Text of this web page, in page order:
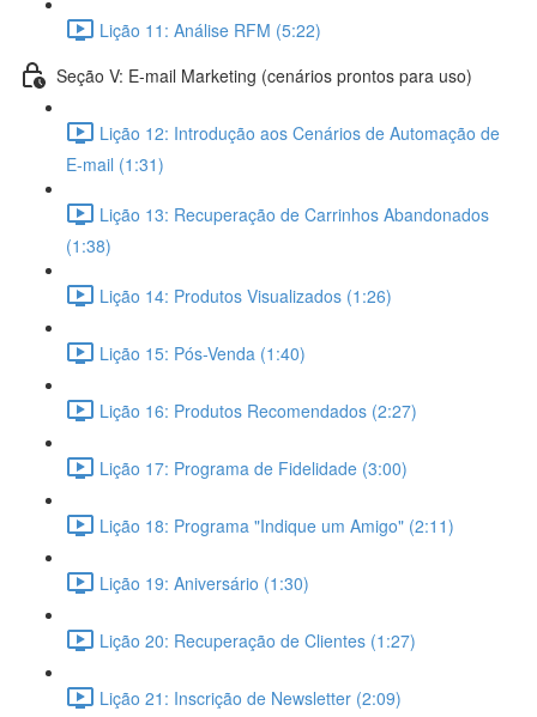
Lição 11: Análise RFM (5:22)
Seção V: E-mail Marketing (cenários prontos para uso)
Lição 12: Introdução aos Cenários de Automação de
E-mail (1:31)
Lição 13: Recuperação de Carrinhos Abandonados
(1:38)
Lição 14: Produtos Visualizados (1:26)
Lição 15: Pós-Venda (1:40)
Lição 16: Produtos Recomendados (2:27)
Lição 17: Programa de Fidelidade (3:00)
Lição 18: Programa "Indique um Amigo" (2:11)
Lição 19: Aniversário (1:30)
Lição 20: Recuperação de Clientes (1:27)
Lição 21: Inscrição de Newsletter (2:09)